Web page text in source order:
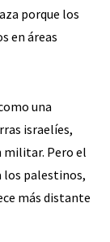
porque los
en áreas
una
israelíes,
militar. Pero el
los palestinos,
más distante